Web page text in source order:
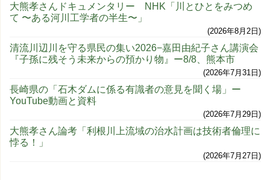
大熊孝さんドキュメンタリー NHK「川とひとをみつめ
て 〜ある河川工学者の半生〜」
2026年8月2日
清流川辺川を守る県民の集い2026−嘉田由紀子さん講演会
『子孫に残そう未来からの預かり物』ー8/8、熊本市
2026年7月31日
長崎県の「石木ダムに係る有識者の意見を聞く場」ー
YouTube動画と資料
2026年7月29日
大熊孝さん論考「利根川上流域の治水計画は技術者倫理に
悖る！」
2026年7月27日